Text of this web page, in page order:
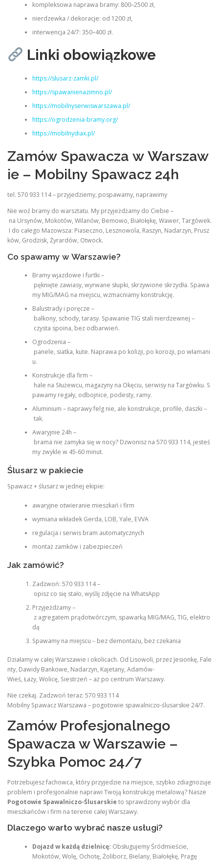
kompleksowa naprawa bramy: 800–2500 zł,
nierdzewka / dekoracje: od 1200 zł,
interwencja 24/7: 350–400 zł.
Linki obowiązkowe
https://slusarz-zamki.pl/
https://spawanienazimno.pl/
https://mobilnyserwiswarszawa.pl/
https://ogrodzenia-bramy.org/
https://mobilnydiax.pl/
Zamów Spawacza w Warszaw
ie – Mobilny Spawacz 24h
tel. 570 933 114 – przyjedziemy, pospawamy, naprawimy
Nie woź bramy do warsztatu. My przyjeżdżamy do Ciebie –
na Ursynów, Mokotów, Wilanów, Bemowo, Białołękę, Wawer, Targówek.
I do całego Mazowsza: Piaseczno, Lesznowola, Raszyn, Nadarzyn, Prusz
ków, Grodzisk, Żyrardów, Otwock.
Co spawamy w Warszawie?
Bramy wjazdowe i furtki –
pęknięte zawiasy, wyrwane słupki, skrzywione skrzydła. Spawa
my MIG/MAG na miejscu, wzmacniamy konstrukcję.
Balustrady i poręcze –
balkony, schody, tarasy. Spawanie TIG stali nierdzewnej –
czysta spoina, bez odbarwień.
Ogrodzenia –
panele, siatka, kute. Naprawa po kolizji, po korozji, po włamani
u.
Konstrukcje dla firm –
hale na Służewcu, magazyny na Okęciu, serwisy na Targówku. S
pawamy regały, odbojnice, podesty, ramy.
Aluminium – naprawy felg nie, ale konstrukcje, profile, daszki –
tak.
Awaryjnie 24h –
brama nie zamyka się w nocy? Dzwonisz na 570 933 114, jesteś
my zwykle w 45-60 minut.
Ślusarz w pakiecie
Spawacz + ślusarz w jednej ekipie:
awaryjne otwieranie mieszkań i firm
wymiana wkładek Gerda, LOB, Yale, EVVA
regulacja i serwis bram automatycznych
montaż zamków i zabezpieczeń
Jak zamówić?
Zadzwoń: 570 933 114 –
opisz co się stało, wyślij zdjęcie na WhatsApp
Przyjeżdżamy –
z agregatem prądotwórczym, spawarką MIG/MAG, TIG, elektro
dą
Spawamy na miejscu – bez demontażu, bez czekania
Działamy w całej Warszawie i okolicach. Od Lisowoli, przez Jesionkę, Fale
nty, Dawidy Bankowe, Nadarzyn, Kajetany, Adamów-
Wieś, Łazy, Wolicę, Siestrzeń – aż po centrum Warszawy.
Nie czekaj. Zadzwoń teraz: 570 933 114
Mobilny Spawacz Warszawa – pogotowie spawalniczo-ślusarskie 24/7.
Zamów Profesjonalnego
Spawacza w Warszawie –
Szybka Pomoc 24/7
Potrzebujesz fachowca, który przyjedzie na miejsce, szybko zdiagnozuje
problem i profesjonalnie naprawi Twoją konstrukcję metalową? Nasze
Pogotowie Spawalniczo-Ślusarskie to sprawdzony wybór dla
mieszkańców i firm na terenie całej Warszawy.
Dlaczego warto wybrać nasze usługi?
Dojazd w każdą dzielnicę: Obsługujemy Śródmieście,
Mokotów, Wolę, Ochotę, Żoliborz, Bielany, Białołękę, Pragę